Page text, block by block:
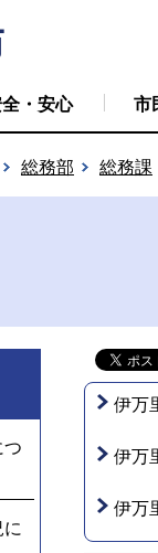
・安心 市
総務部 総務課
つ
伊万
伊万
伊万